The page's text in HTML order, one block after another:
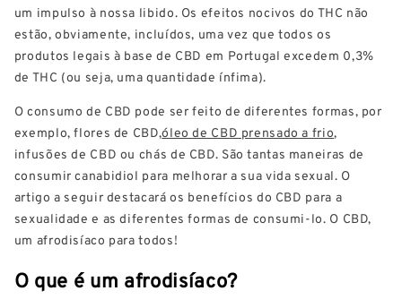
um impulso à nossa libido. Os efeitos nocivos do THC não
estão, obviamente, incluídos, uma vez que todos os
produtos legais à base de CBD em Portugal excedem 0,3%
de THC (ou seja, uma quantidade ínfima).
O consumo de CBD pode ser feito de diferentes formas, por
exemplo, flores de CBD,óleo de CBD prensado a frio,
infusões de CBD ou chás de CBD. São tantas maneiras de
consumir canabidiol para melhorar a sua vida sexual. O
artigo a seguir destacará os benefícios do CBD para a
sexualidade e as diferentes formas de consumi-lo. O CBD,
um afrodisíaco para todos!
O que é um afrodisíaco?